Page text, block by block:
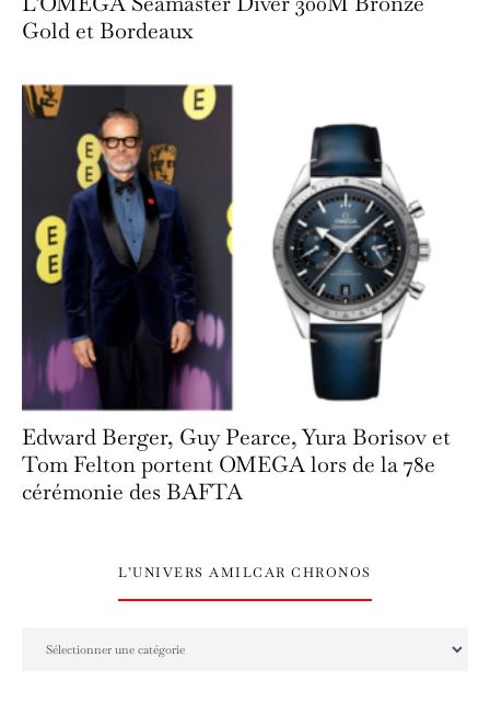
Gold et Bordeaux
Edward Berger, Guy Pearce, Yura Borisov et
Tom Felton portent OMEGA lors de la 78e
cérémonie des BAFTA
L’UNIVERS AMILCAR CHRONOS